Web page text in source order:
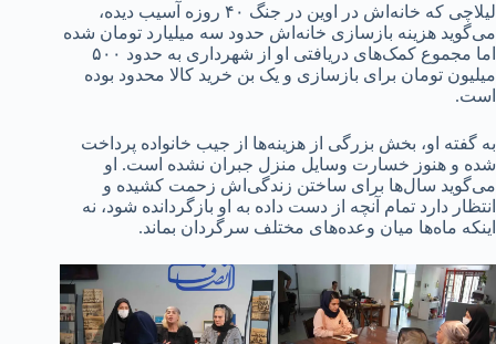
لیلاچی که خانه‌اش در اوین در جنگ ۴۰ روزه آسیب دیده،
می‌گوید هزینه بازسازی خانه‌اش حدود سه میلیارد تومان شده
اما مجموع کمک‌های دریافتی او از شهرداری به حدود ۵۰۰
میلیون تومان برای بازسازی و یک بن خرید کالا محدود بوده
است.
به گفته او، بخش بزرگی از هزینه‌ها از جیب خانواده پرداخت
شده و هنوز خسارت وسایل منزل جبران نشده است. او
می‌گوید سال‌ها برای ساختن زندگی‌اش زحمت کشیده و
انتظار دارد تمام آنچه از دست داده به او بازگردانده شود، نه
اینکه ماه‌ها میان وعده‌های مختلف سرگردان بماند.